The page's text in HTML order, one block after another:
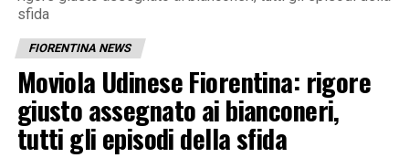
sfida
FIORENTINA NEWS
Moviola Udinese Fiorentina: rigore
giusto assegnato ai bianconeri,
tutti gli episodi della sfida